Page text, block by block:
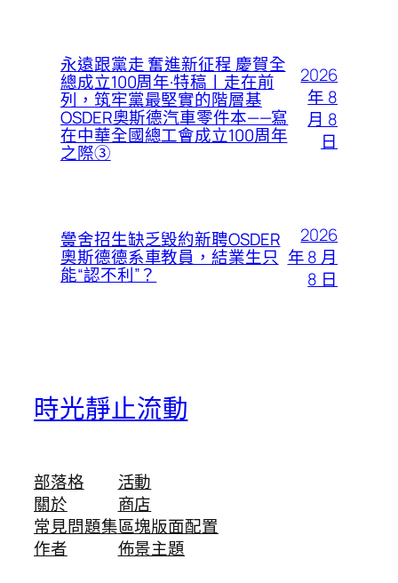
永遠跟黨走 奮進新征程 慶賀全
總成立100周年·特稿丨走在前
列，筑牢黨最堅實的階層基
OSDER奧斯德汽車零件本——寫
在中華全國總工會成立100周年
之際③
2026
年 8
月 8
日
黌舍招生缺乏毀約新聘OSDER
奧斯德德系車教員，結業生只
能“認不利”？
2026
年 8 月
8 日
時光靜止流動
部落格
關於
常見問題集
作者
活動
商店
區塊版面配置
佈景主題